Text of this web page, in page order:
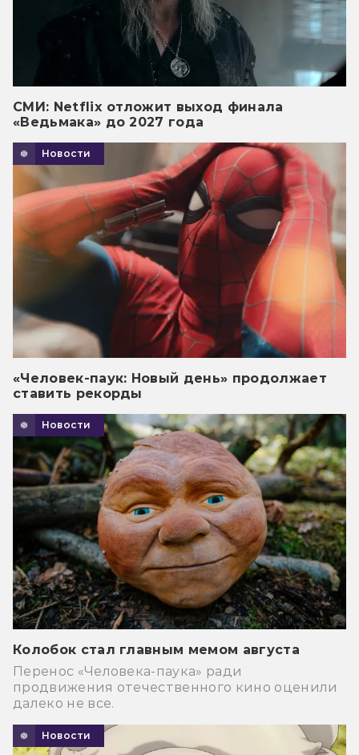
СМИ: Netflix отложит выход финала
«Ведьмака» до 2027 года
Новости
«Человек-паук: Новый день» продолжает
ставить рекорды
Новости
Колобок стал главным мемом августа
Перенос «Человека-паука» ради
продвижения отечественного кино оценили
далеко не все.
Новости